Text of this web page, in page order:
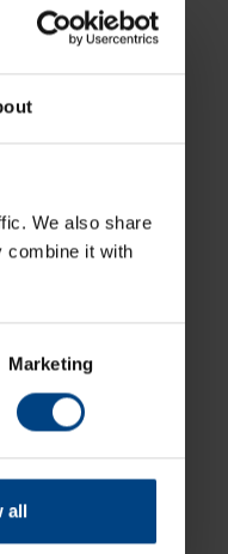
We also share
combine it with
Marketing
all